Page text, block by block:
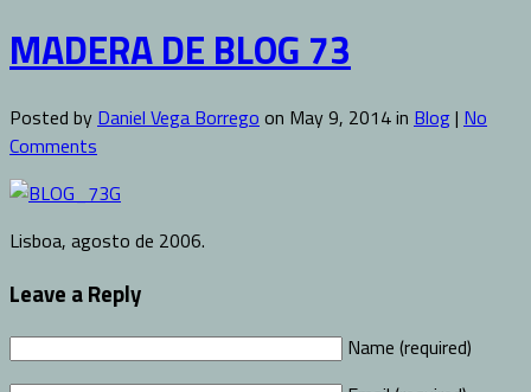
MADERA DE BLOG 73
Posted by Daniel Vega Borrego on May 9, 2014 in Blog| No
Comments
Lisboa, agosto de 2006.
Leave a Reply
Name (required)